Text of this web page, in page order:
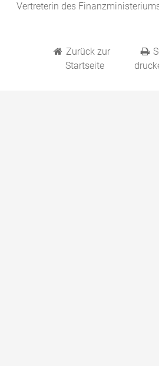
Vertreterin des
Zurück zur
Startseite